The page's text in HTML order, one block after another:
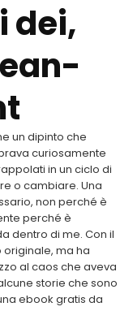
dei,
un dipinto che
curiosamente
in un ciclo di
o cambiare. Una
non perché è
perché è
dentro di me. Con il
originale, ma ha
al caos che aveva
storie che sono
ebook gratis da